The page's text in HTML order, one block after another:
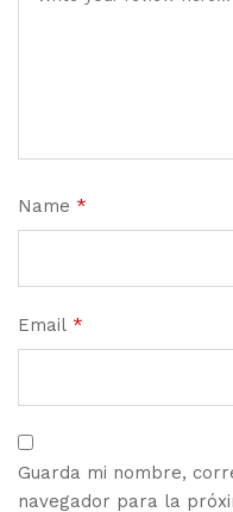
Name *
Email *
Guarda mi nombre,
navegador para la